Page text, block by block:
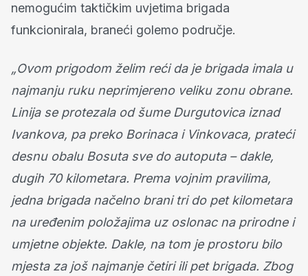
nemogućim taktičkim uvjetima brigada
funkcionirala, braneći golemo područje.
„Ovom prigodom želim reći da je brigada imala u
najmanju ruku neprimjereno veliku zonu obrane.
Linija se protezala od šume Durgutovica iznad
Ivankova, pa preko Borinaca i Vinkovaca, prateći
desnu obalu Bosuta sve do autoputa – dakle,
dugih 70 kilometara. Prema vojnim pravilima,
jedna brigada načelno brani tri do pet kilometara
na uređenim položajima uz oslonac na prirodne i
umjetne objekte. Dakle, na tom je prostoru bilo
mjesta za još najmanje četiri ili pet brigada. Zbog